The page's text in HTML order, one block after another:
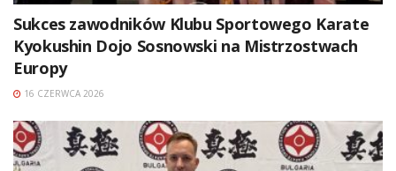
Sukces zawodników Klubu Sportowego Karate
Kyokushin Dojo Sosnowski na Mistrzostwach
Europy
16 CZERWCA 2026